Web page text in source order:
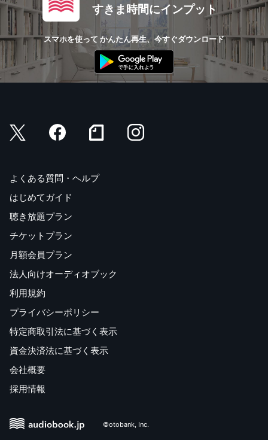
すきま時間にインプット
スマホを使って かんたん再生、今すぐダウンロード
よくある質問・ヘルプ
はじめてガイド
聴き放題プラン
チケットプラン
月額会員プラン
法人向けオーディオブック
利用規約
プライバシーポリシー
特定商取引法に基づく表示
資金決済法に基づく表示
会社概要
採用情報
©otobank, Inc.